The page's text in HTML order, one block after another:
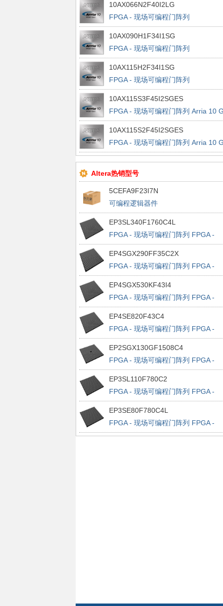
10AX066N2F40I2LG
FPGA - 现场可编程门阵列
10AX090H1F34I1SG
FPGA - 现场可编程门阵列
10AX115H2F34I1SG
FPGA - 现场可编程门阵列
10AX115S3F45I2SGES
FPGA - 现场可编程门阵列 Arria 10
10AX115S2F45I2SGES
FPGA - 现场可编程门阵列 Arria 10
Engineering Sample
Altera热销型号
5CEFA9F23I7N
可编程逻辑器件
EP3SL340F1760C4L
FPGA - 现场可编程门阵列 FPGA -
Stratix III 13500 LABs 1120 IOs
EP4SGX290FF35C2X
FPGA - 现场可编程门阵列 FPGA -
Stratix IV GX 11648 LABs 564 IOs
EP4SGX530KF43I4
FPGA - 现场可编程门阵列 FPGA -
Stratix IV GX 21248 LABs 880 IOs
EP4SE820F43C4
FPGA - 现场可编程门阵列 FPGA -
Stratix IV E 32522 LABs 1120 IOs
EP2SGX130GF1508C4
FPGA - 现场可编程门阵列 FPGA -
Stratix II GX 6627 LABs 734 IOs
EP3SL110F780C2
FPGA - 现场可编程门阵列 FPGA -
Stratix III 4300 LABs 488 IOs
EP3SE80F780C4L
FPGA - 现场可编程门阵列 FPGA -
Stratix III 3200 LABs 488 IOs